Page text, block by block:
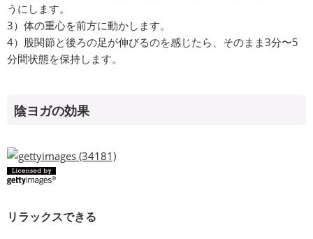
うにします。
3）体の重心を前方に動かします。
4）股関節と後ろの足が伸びるのを感じたら、そのまま3分〜5
分間状態を保持します。
陰ヨガの効果
リラックスできる